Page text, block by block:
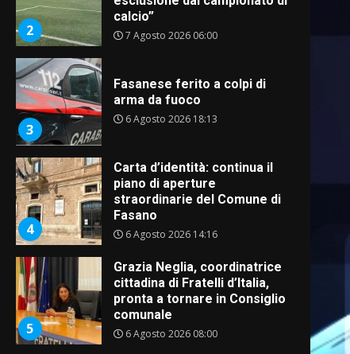
2
calcio”
7 Agosto 2026 06:00
3
Fasanese ferito a colpi di
arma da fuoco
6 Agosto 2026 18:13
4
Carta d’identità: continua il
piano di aperture
straordinarie del Comune di
Fasano
6 Agosto 2026 14:16
5
Grazia Neglia, coordinatrice
cittadina di Fratelli d’Italia,
pronta a tornare in Consiglio
comunale
6 Agosto 2026 08:00